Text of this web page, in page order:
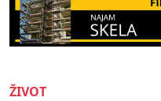
ŽIVOT